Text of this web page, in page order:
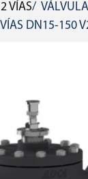
2 VÍAS
DN15-150